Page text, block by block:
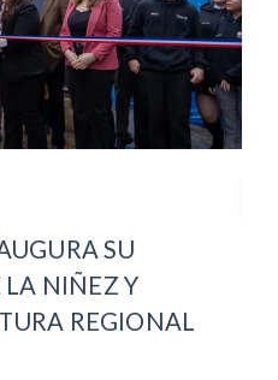
SU
NIÑEZ Y
REGIONAL